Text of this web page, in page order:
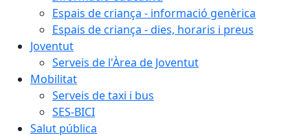
Espais de criança - informació genèrica
Espais de criança - dies, horaris i preus
Joventut
Serveis de l'Àrea de Joventut
Mobilitat
Serveis de taxi i bus
SES-BICI
Salut pública